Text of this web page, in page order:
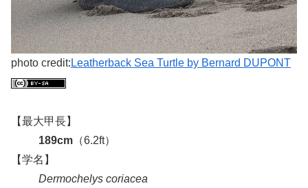
photo credit: Leatherback Sea Turtle by Bernard DUPONT
【最大甲長】
189cm （6.2ft）
【学名】
Dermochelys coriacea